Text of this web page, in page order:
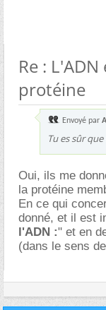
Re :
protéine
Envoyé par
Tu es sûr
Oui, ils me
la protéine
En ce qui
donné, et il est
l'ADN :" et en
(dans le sens